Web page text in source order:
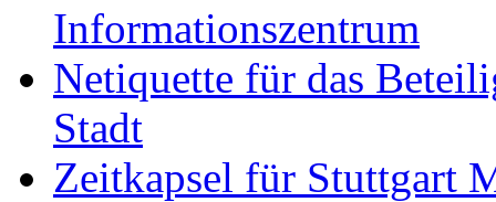
Informationszentrum
Netiquette für das
Stadt
Zeitkapsel für Stuttgart